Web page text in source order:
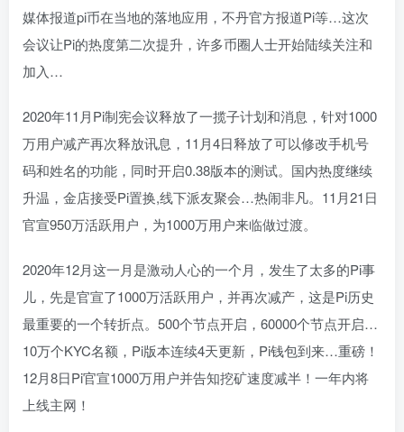
媒体报道pi币在当地的落地应用，不丹官方报道Pi等…这次
会议让Pi的热度第二次提升，许多币圈人士开始陆续关注和
加入…
2020年11月Pi制宪会议释放了一揽子计划和消息，针对1000
万用户减产再次释放讯息，11月4日释放了可以修改手机号
码和姓名的功能，同时开启0.38版本的测试。国内热度继续
升温，金店接受Pi置换,线下派友聚会…热闹非凡。11月21日
官宣950万活跃用户，为1000万用户来临做过渡。
2020年12月这一月是激动人心的一个月，发生了太多的Pi事
儿，先是官宣了1000万活跃用户，并再次减产，这是Pi历史
最重要的一个转折点。500个节点开启，60000个节点开启…
10万个KYC名额，Pi版本连续4天更新，Pi钱包到来…重磅！
12月8日Pi官宣1000万用户并告知挖矿速度减半！一年内将
上线主网！